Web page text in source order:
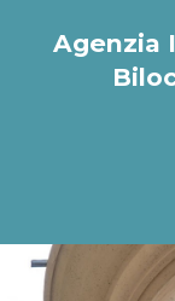
Agenzia